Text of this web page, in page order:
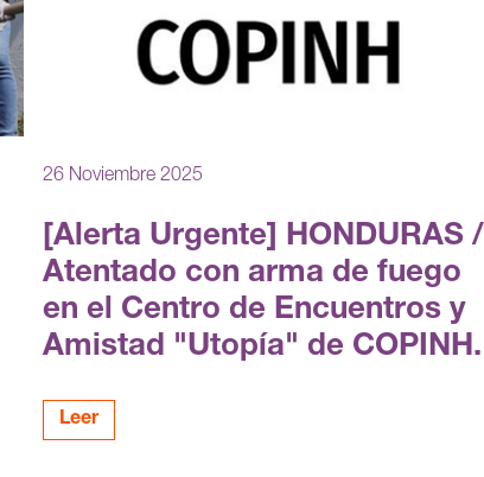
26 Noviembre 2025
[Alerta Urgente] HONDURAS /
Atentado con arma de fuego
en el Centro de Encuentros y
Amistad "Utopía" de COPINH.
Leer